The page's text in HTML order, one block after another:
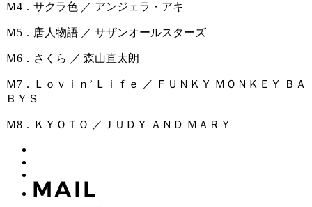
Ｍ4．サクラ色 ／ アンジェラ・アキ
Ｍ5．唐人物語 ／ サザンオールスターズ
Ｍ6．さくら ／ 森山直太朗
Ｍ7．Ｌｏｖｉｎ’ Ｌｉｆｅ ／ ＦＵＮＫＹ ＭＯＮＫＥＹ ＢＡ
ＢＹＳ
Ｍ8．ＫＹＯＴＯ ／ＪＵＤＹ ＡＮＤ ＭＡＲＹ